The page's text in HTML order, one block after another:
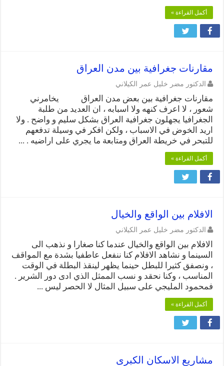
أكمل القراءة »
مقارنات جغرافية بين مدن العراق
الدكتور مضر خليل عمر الكيلاني
مقارنات جغرافية بين بعض مدن العراق يخامرني
شعور ، لا اعرف كنهه ولا اسبابه ، ان العديد من طلبة
الجغرافيا يجهلون جغرافية العراق بشكل سليم و واضح . ولا
اريد الخوض في الاسباب ، ولكن افكر في وسيلة تدفعهم
للتبحر في خريطة العراق ومتابعة ما يجري على اراضيه . ...
أكمل القراءة »
الافلام بين الواقع والخيال
الدكتور مضر خليل عمر الكيلاني
الافلام بين الواقع والخيال عندما كنا صغارا و نذهب الى
السينما و نشاهد الافلام كنا ننفعل عاطفيا بشدة مع المواقف
، ونصفق كثيرا للبطل حينما يظهر لينقذ البطلة في الوقت
المناسب ، وكنا نحقد و نسب الممثل الذي ادى دور الشرير .
فمحمود المليجي على سبيل المثال لا الحصر ليس ...
أكمل القراءة »
مشاريع الاسكان الكبرى